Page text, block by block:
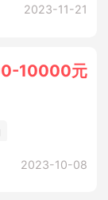
2023-11-21
10000元
2023-10-08